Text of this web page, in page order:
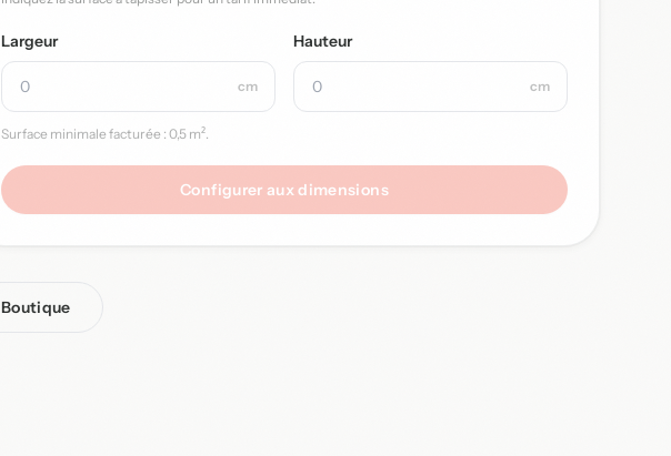
Largeur
cm
Hauteur
cm
Surface minimale facturée : 0,5 m².
Configurer aux dimensions
Boutique